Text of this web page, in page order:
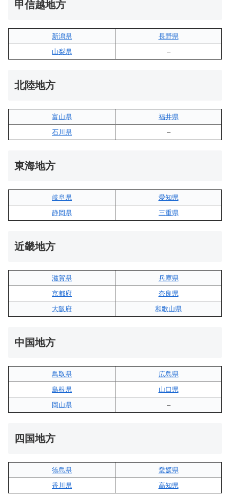
甲信越地方
新潟県
長野県
山梨県
–
北陸地方
富山県
福井県
石川県
–
東海地方
岐阜県
愛知県
静岡県
三重県
近畿地方
滋賀県
兵庫県
京都府
奈良県
大阪府
和歌山県
中国地方
鳥取県
広島県
島根県
山口県
岡山県
–
四国地方
徳島県
愛媛県
香川県
高知県